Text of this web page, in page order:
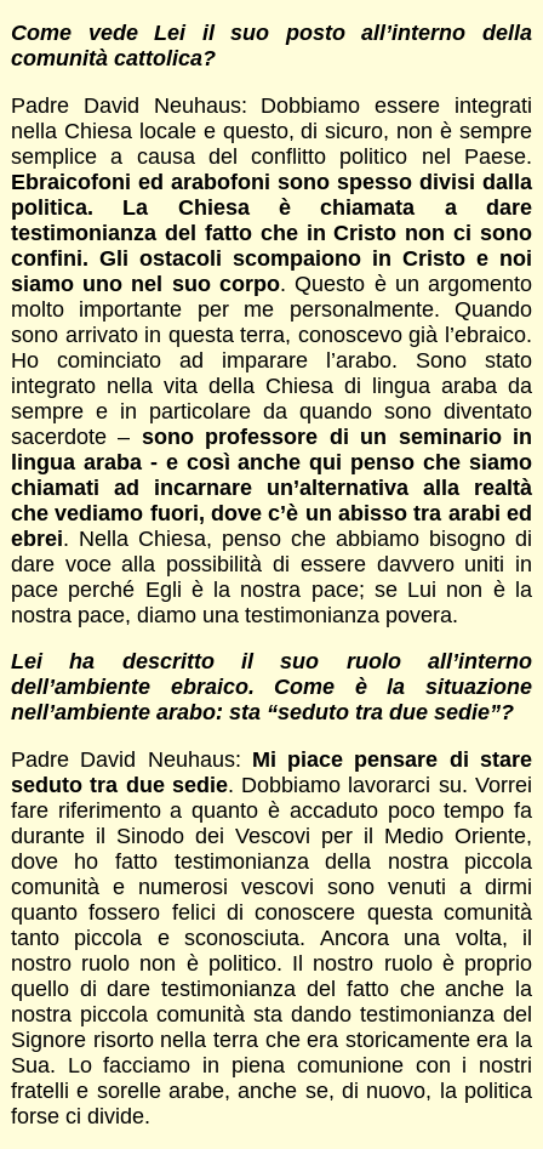
Come vede Lei il suo posto all’interno della
comunità cattolica?
Padre David Neuhaus: Dobbiamo essere integrati
nella Chiesa locale e questo, di sicuro, non è sempre
semplice a causa del conflitto politico nel Paese.
Ebraicofoni ed arabofoni sono spesso divisi dalla
politica. La Chiesa è chiamata a dare
testimonianza del fatto che in Cristo non ci sono
confini. Gli ostacoli scompaiono in Cristo e noi
siamo uno nel suo corpo. Questo è un argomento
molto importante per me personalmente. Quando
sono arrivato in questa terra, conoscevo già l’ebraico.
Ho cominciato ad imparare l’arabo. Sono stato
integrato nella vita della Chiesa di lingua araba da
sempre e in particolare da quando sono diventato
sacerdote – sono professore di un seminario in
lingua araba - e così anche qui penso che siamo
chiamati ad incarnare un’alternativa alla realtà
che vediamo fuori, dove c’è un abisso tra arabi ed
ebrei. Nella Chiesa, penso che abbiamo bisogno di
dare voce alla possibilità di essere davvero uniti in
pace perché Egli è la nostra pace; se Lui non è la
nostra pace, diamo una testimonianza povera.
Lei ha descritto il suo ruolo all’interno
dell’ambiente ebraico. Come è la situazione
nell’ambiente arabo: sta “seduto tra due sedie”?
Padre David Neuhaus: Mi piace pensare di stare
seduto tra due sedie. Dobbiamo lavorarci su. Vorrei
fare riferimento a quanto è accaduto poco tempo fa
durante il Sinodo dei Vescovi per il Medio Oriente,
dove ho fatto testimonianza della nostra piccola
comunità e numerosi vescovi sono venuti a dirmi
quanto fossero felici di conoscere questa comunità
tanto piccola e sconosciuta. Ancora una volta, il
nostro ruolo non è politico. Il nostro ruolo è proprio
quello di dare testimonianza del fatto che anche la
nostra piccola comunità sta dando testimonianza del
Signore risorto nella terra che era storicamente era la
Sua. Lo facciamo in piena comunione con i nostri
fratelli e sorelle arabe, anche se, di nuovo, la politica
forse ci divide.